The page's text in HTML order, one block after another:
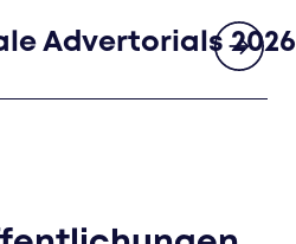
Advertorials 2026